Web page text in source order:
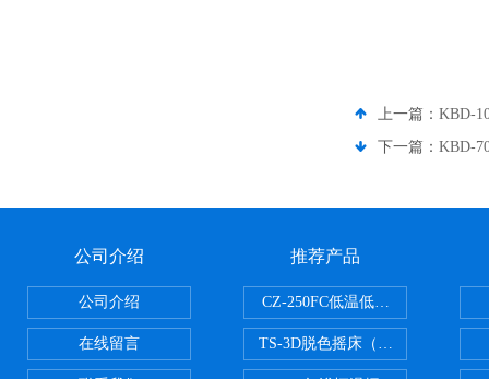
上一篇： KBD-
下一篇： KBD-
公司介绍
公司介绍
在线留言
推荐产品
CZ-250FC低温低湿种子储藏柜
TS-3D脱色摇床（三维运动）